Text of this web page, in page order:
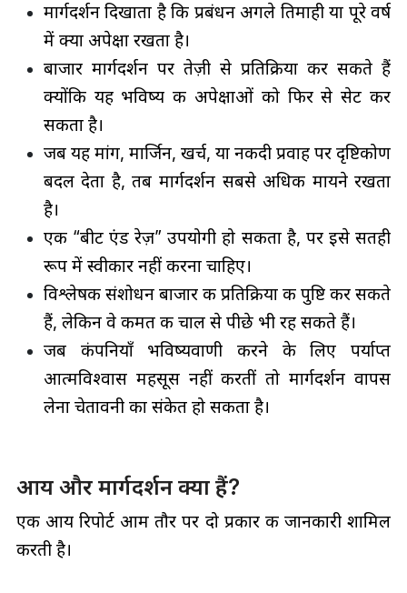
मार्गदर्शन दिखाता है कि प्रबंधन अगले तिमाही या पूरे वर्ष
में क्या अपेक्षा रखता है।
बाजार मार्गदर्शन पर तेज़ी से प्रतिक्रिया कर सकते हैं
क्योंकि यह भविष्य की अपेक्षाओं को फिर से सेट कर
सकता है।
जब यह मांग, मार्जिन, खर्च, या नकदी प्रवाह पर दृष्टिकोण
बदल देता है, तब मार्गदर्शन सबसे अधिक मायने रखता
है।
एक “बीट एंड रेज़” उपयोगी हो सकता है, पर इसे सतही
रूप में स्वीकार नहीं करना चाहिए।
विश्लेषक संशोधन बाजार की प्रतिक्रिया की पुष्टि कर सकते
हैं, लेकिन वे कीमत की चाल से पीछे भी रह सकते हैं।
जब कंपनियाँ भविष्यवाणी करने के लिए पर्याप्त
आत्मविश्वास महसूस नहीं करतीं तो मार्गदर्शन वापस
लेना चेतावनी का संकेत हो सकता है।
आय और मार्गदर्शन क्या हैं?
एक आय रिपोर्ट आम तौर पर दो प्रकार की जानकारी शामिल
करती है।